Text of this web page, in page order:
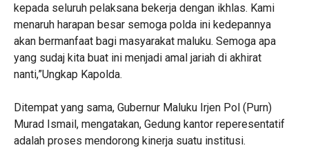
kepada seluruh pelaksana bekerja dengan ikhlas. Kami
menaruh harapan besar semoga polda ini kedepannya
akan bermanfaat bagi masyarakat maluku. Semoga apa
yang sudaj kita buat ini menjadi amal jariah di akhirat
nanti,”Ungkap Kapolda.
Ditempat yang sama, Gubernur Maluku Irjen Pol (Purn)
Murad Ismail, mengatakan, Gedung kantor reperesentatif
adalah proses mendorong kinerja suatu institusi.